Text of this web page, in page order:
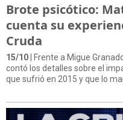
Brote psicótico:
cuenta su
Cruda
15/10 | Frente a Migue
contó los detalles sobre el
que sufrió en 2015 y que lo